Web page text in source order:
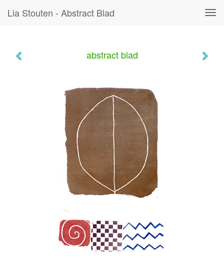
Lia Stouten - Abstract Blad
abstract blad